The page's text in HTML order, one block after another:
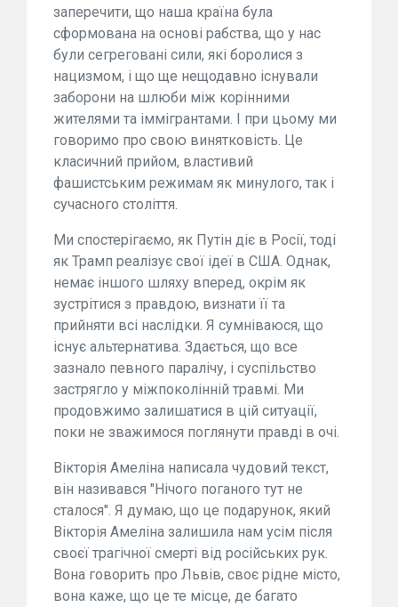
заперечити, що наша країна була
сформована на основі рабства, що у нас
були сегреговані сили, які боролися з
нацизмом, і що ще нещодавно існували
заборони на шлюби між корінними
жителями та іммігрантами. І при цьому ми
говоримо про свою винятковість. Це
класичний прийом, властивий
фашистським режимам як минулого, так і
сучасного століття.
Ми спостерігаємо, як Путін діє в Росії, тоді
як Трамп реалізує свої ідеї в США. Однак,
немає іншого шляху вперед, окрім як
зустрітися з правдою, визнати її та
прийняти всі наслідки. Я сумніваюся, що
існує альтернатива. Здається, що все
зазнало певного паралічу, і суспільство
застрягло у міжпоколінній травмі. Ми
продовжимо залишатися в цій ситуації,
поки не зважимося поглянути правді в очі.
Вікторія Амеліна написала чудовий текст,
він називався "Нічого поганого тут не
сталося". Я думаю, що це подарунок, який
Вікторія Амеліна залишила нам усім після
своєї трагічної смерті від російських рук.
Вона говорить про Львів, своє рідне місто,
вона каже, що це те місце, де багато